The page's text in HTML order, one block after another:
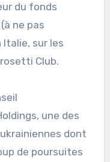
du fonds
ne pas
sur les
Club.
une des
dont
de poursuites